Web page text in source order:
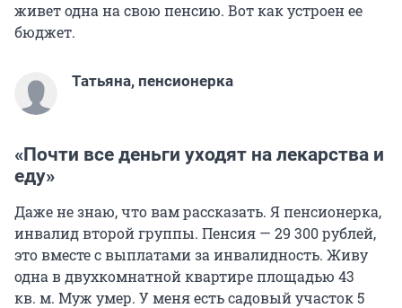
живет одна на свою пенсию. Вот как устроен ее
бюджет.
Татьяна, пенсионерка
«Почти все деньги уходят на лекарства и
еду»
Даже не знаю, что вам рассказать. Я пенсионерка,
инвалид второй группы. Пенсия — 29 300 рублей,
это вместе с выплатами за инвалидность. Живу
одна в двухкомнатной квартире площадью 43
кв. м. Муж умер. У меня есть садовый участок 5